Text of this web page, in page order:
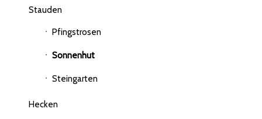
Stauden
Pfingstrosen
Sonnenhut
Steingarten
Hecken